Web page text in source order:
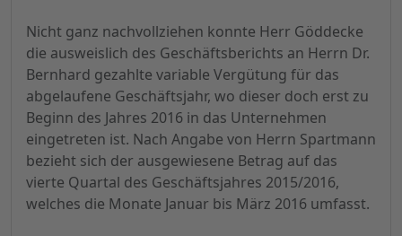
Nicht ganz nachvollziehen konnte Herr Göddecke
die ausweislich des Geschäftsberichts an Herrn Dr.
Bernhard gezahlte variable Vergütung für das
abgelaufene Geschäftsjahr, wo dieser doch erst zu
Beginn des Jahres 2016 in das Unternehmen
eingetreten ist. Nach Angabe von Herrn Spartmann
bezieht sich der ausgewiesene Betrag auf das
vierte Quartal des Geschäftsjahres 2015/2016,
welches die Monate Januar bis März 2016 umfasst.